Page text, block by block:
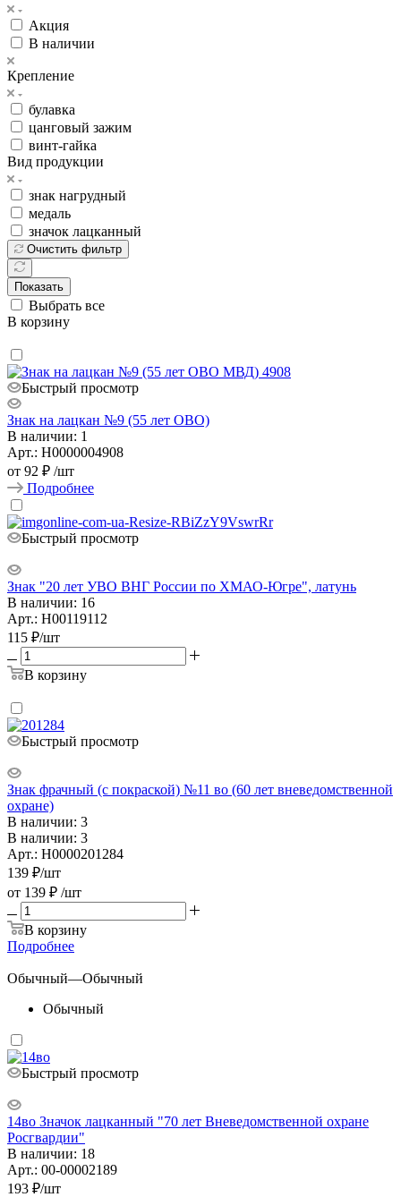
Акция
В наличии
Крепление
булавка
цанговый зажим
винт-гайка
Вид продукции
знак нагрудный
медаль
значок лацканный
Очистить фильтр
Показать
Выбрать все
В корзину
Быстрый просмотр
Знак на лацкан №9 (55 лет ОВО)
В наличии: 1
Арт.: Н0000004908
от 92 ₽ /шт
Подробнее
Быстрый просмотр
Знак "20 лет УВО ВНГ России по ХМАО-Югре", латунь
В наличии: 16
Арт.: Н00119112
115 ₽/шт
В корзину
Быстрый просмотр
Знак фрачный (с покраской) №11 во (60 лет вневедомственной
охране)
В наличии: 3
В наличии: 3
Арт.: Н0000201284
139 ₽/шт
от 139 ₽ /шт
В корзину
Подробнее
Обычный—Обычный
Обычный
Быстрый просмотр
14во Значок лацканный "70 лет Вневедомственной охране
Росгвардии"
В наличии: 18
Арт.: 00-00002189
193 ₽/шт